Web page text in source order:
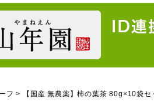
フ 【国産 無農薬】柿の葉茶 80g×10袋